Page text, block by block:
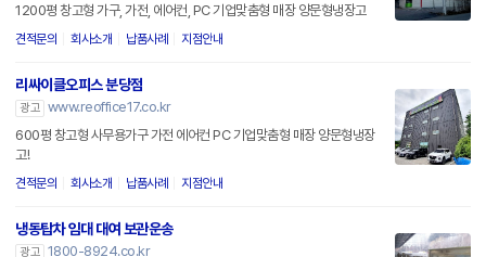
1200평 창고형 가구, 가전, 에어컨, PC 기업맞춤형 매장 양문형냉장고
견적문의 회사소개 납품사례 지점안내
리싸이클오피스 분당점
광고 www.reoffice17.co.kr
600평 창고형 사무용가구 가전 에어컨 PC 기업맞춤형 매장 양문형냉장
고!
견적문의 회사소개 납품사례 지점안내
냉동탑차 임대 대여 보관운송
광고 1800-8924.co.kr